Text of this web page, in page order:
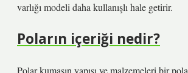
varlığı modeli daha kullanışlı hale getirir.
Poların içeriği nedir?
Polar kumaşın yapısı ve malzemeleri bir